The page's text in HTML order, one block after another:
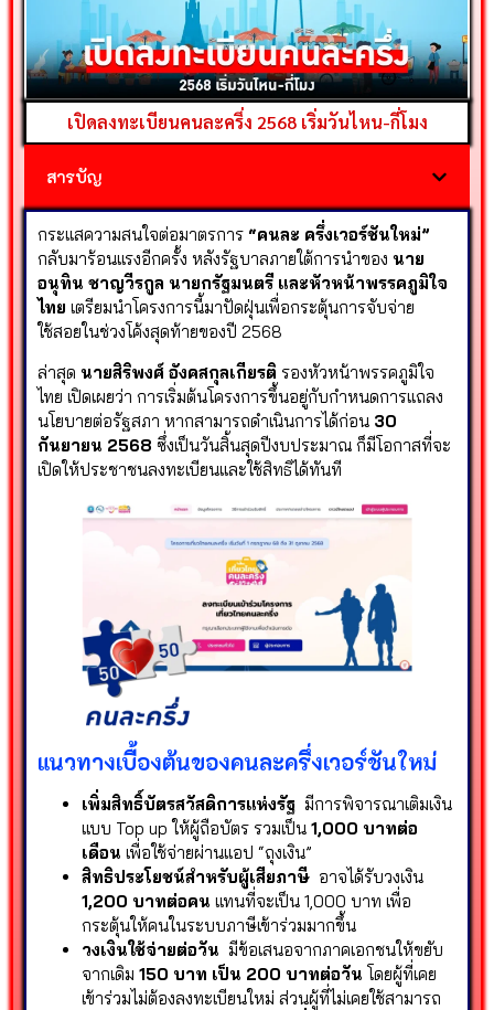
เปิดลงทะเบียนคนละครึ่ง 2568 เริ่มวันไหน-กี่โมง
สารบัญ
กระแสความสนใจต่อมาตรการ “คนละ ครึ่งเวอร์ชันใหม่”
กลับมาร้อนแรงอีกครั้ง หลังรัฐบาลภายใต้การนำของ นาย
อนุทิน ชาญวีรกูล นายกรัฐมนตรี และหัวหน้าพรรคภูมิใจ
ไทย เตรียมนำโครงการนี้มาปัดฝุ่นเพื่อกระตุ้นการจับจ่าย
ใช้สอยในช่วงโค้งสุดท้ายของปี 2568
ล่าสุด นายสิริพงศ์ อังคสกุลเกียรติ รองหัวหน้าพรรคภูมิใจ
ไทย เปิดเผยว่า การเริ่มต้นโครงการขึ้นอยู่กับกำหนดการแถลง
นโยบายต่อรัฐสภา หากสามารถดำเนินการได้ก่อน 30
กันยายน 2568 ซึ่งเป็นวันสิ้นสุดปีงบประมาณ ก็มีโอกาสที่จะ
เปิดให้ประชาชนลงทะเบียนและใช้สิทธิได้ทันที
แนวทางเบื้องต้นของคนละครึ่งเวอร์ชันใหม่
เพิ่มสิทธิ์บัตรสวัสดิการแห่งรัฐ มีการพิจารณาเติมเงิน
แบบ Top up ให้ผู้ถือบัตร รวมเป็น 1,000 บาทต่อ
เดือน เพื่อใช้จ่ายผ่านแอป “ถุงเงิน”
สิทธิประโยชน์สำหรับผู้เสียภาษี อาจได้รับวงเงิน
1,200 บาทต่อคน แทนที่จะเป็น 1,000 บาท เพื่อ
กระตุ้นให้คนในระบบภาษีเข้าร่วมมากขึ้น
วงเงินใช้จ่ายต่อวัน มีข้อเสนอจากภาคเอกชนให้ขยับ
จากเดิม 150 บาท เป็น 200 บาทต่อวัน โดยผู้ที่เคย
เข้าร่วมไม่ต้องลงทะเบียนใหม่ ส่วนผู้ที่ไม่เคยใช้สามารถ